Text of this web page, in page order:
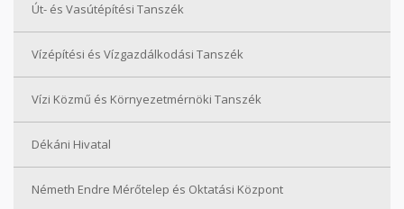
Út- és Vasútépítési Tanszék
Vízépítési és Vízgazdálkodási Tanszék
Vízi Közmű és Környezetmérnöki Tanszék
Dékáni Hivatal
Németh Endre Mérőtelep és Oktatási Központ